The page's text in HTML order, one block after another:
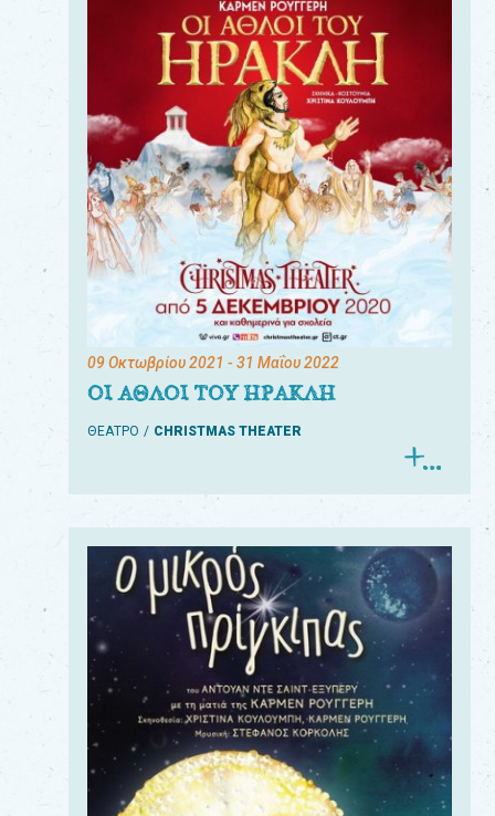
09 Οκτωβρίου 2021 - 31 Μαΐου 2022
ΟΙ ΑΘΛΟΙ ΤΟΥ ΗΡΑΚΛΗ
ΘΕΑΤΡΟ CHRISTMAS THEATER